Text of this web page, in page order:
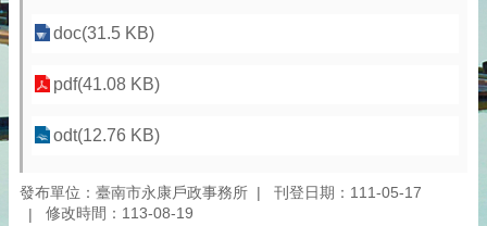
doc(31.5 KB)
pdf(41.08 KB)
odt(12.76 KB)
發布單位：臺南市永康戶政事務所
刊登日期：111-05-17
修改時間：113-08-19